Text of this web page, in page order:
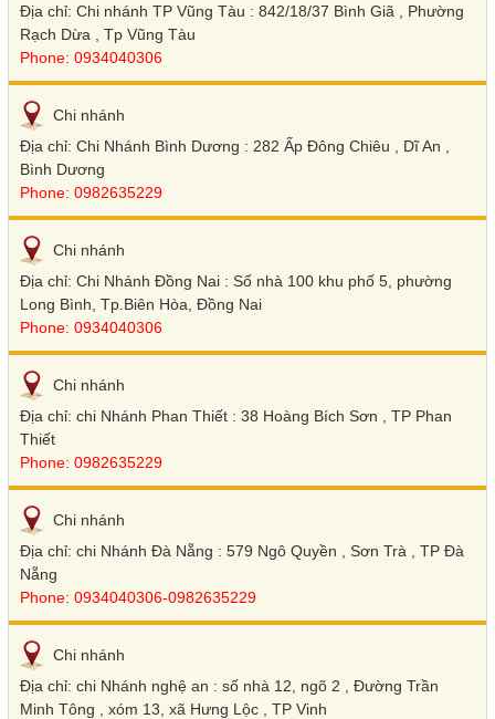
Địa chỉ: Chi nhánh TP Vũng Tàu : 842/18/37 Bình Giã , Phường
Rạch Dừa , Tp Vũng Tàu
Phone: 0934040306
Chi nhánh
Địa chỉ: Chi Nhánh Bình Dương : 282 Ấp Đông Chiêu , Dĩ An ,
Bình Dương
Phone: 0982635229
Chi nhánh
Địa chỉ: Chi Nhánh Đồng Nai : Số nhà 100 khu phố 5, phường
Long Bình, Tp.Biên Hòa, Đồng Nai
Phone: 0934040306
Chi nhánh
Địa chỉ: chi Nhánh Phan Thiết : 38 Hoàng Bích Sơn , TP Phan
Thiết
Phone: 0982635229
Chi nhánh
Địa chỉ: chi Nhánh Đà Nẵng : 579 Ngô Quyền , Sơn Trà , TP Đà
Nẵng
Phone: 0934040306-0982635229
Chi nhánh
Địa chỉ: chi Nhánh nghệ an : số nhà 12, ngõ 2 , Đường Trần
Minh Tông , xóm 13, xã Hưng Lộc , TP Vinh